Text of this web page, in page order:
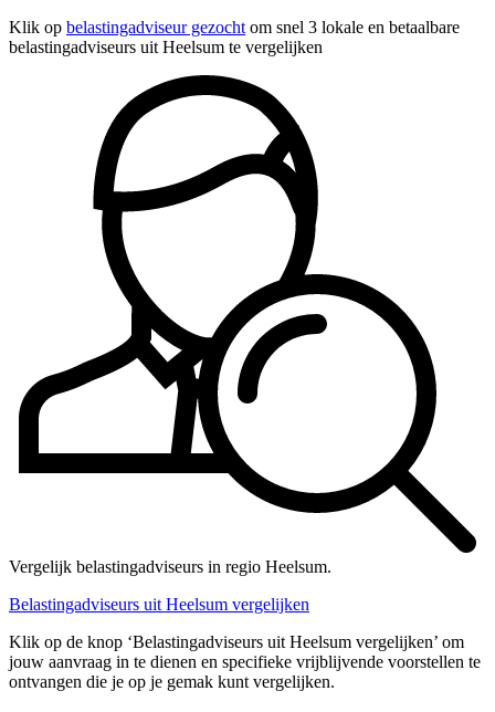
Klik op belastingadviseur gezocht om snel 3 lokale en betaalbare
belastingadviseurs uit Heelsum te vergelijken
Vergelijk belastingadviseurs in regio Heelsum.
Belastingadviseurs uit Heelsum vergelijken
Klik op de knop ‘Belastingadviseurs uit Heelsum vergelijken’ om
jouw aanvraag in te dienen en specifieke vrijblijvende voorstellen te
ontvangen die je op je gemak kunt vergelijken.